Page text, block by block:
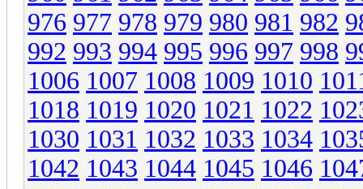
976 977 978 979 980 981 982
992 993 994 995 996 997 998
1006 1007 1008 1009 1010
1018 1019 1020 1021 1022
1030 1031 1032 1033 1034
1042 1043 1044 1045 1046